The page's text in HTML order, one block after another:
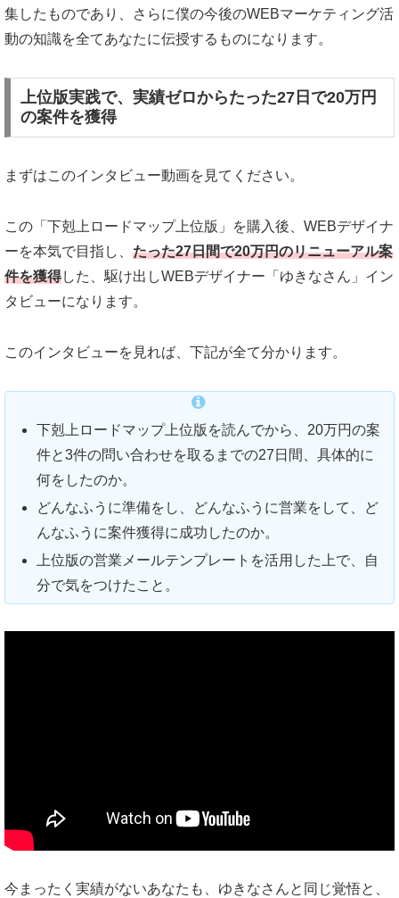
集したものであり、さらに僕の今後のWEBマーケティング活
動の知識を全てあなたに伝授するものになります。
上位版実践で、実績ゼロからたった27日で20万円
の案件を獲得
まずはこのインタビュー動画を見てください。
この「下剋上ロードマップ上位版」を購入後、WEBデザイナ
ーを本気で目指し、 たった27日間で20万円のリニューアル案
件を獲得した、駆け出しWEBデザイナー「ゆきなさん」イン
タビューになります。
このインタビューを見れば、下記が全て分かります。
下剋上ロードマップ上位版を読んでから、20万円の案
件と3件の問い合わせを取るまでの27日間、具体的に
何をしたのか。
どんなふうに準備をし、どんなふうに営業をして、ど
んなふうに案件獲得に成功したのか。
上位版の営業メールテンプレートを活用した上で、自
分で気をつけたこと。
今まったく実績がないあなたも、ゆきなさんと同じ覚悟と、